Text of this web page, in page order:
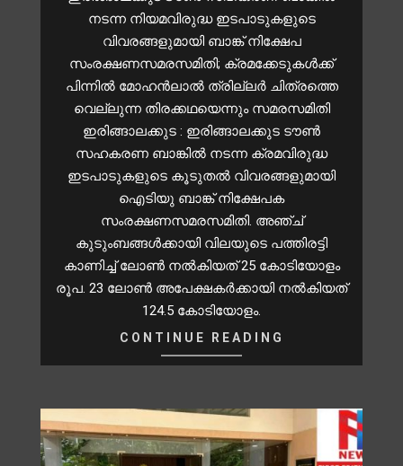
നടന്ന നിയമവിരുദ്ധ ഇടപാടുകളുടെ
വിവരങ്ങളുമായി ബാങ്ക് നിക്ഷേപ
സംരക്ഷണസമരസമിതി; ക്രമക്കേടുകൾക്ക്
പിന്നിൽ മോഹൻലാൽ ത്രില്ലർ ചിത്രത്തെ
വെല്ലുന്ന തിരക്കഥയെന്നും സമരസമിതി
ഇരിങ്ങാലക്കുട : ഇരിങ്ങാലക്കുട ടൗൺ
സഹകരണ ബാങ്കിൽ നടന്ന ക്രമവിരുദ്ധ
ഇടപാടുകളുടെ കൂടുതൽ വിവരങ്ങളുമായി
ഐടിയു ബാങ്ക് നിക്ഷേപക
സംരക്ഷണസമരസമിതി. അഞ്ച്
കുടുംബങ്ങൾക്കായി വിലയുടെ പത്തിരട്ടി
കാണിച്ച് ലോൺ നൽകിയത് 25 കോടിയോളം
രൂപ. 23 ലോൺ അപേക്ഷകർക്കായി നൽകിയത്
124.5 കോടിയോളം.
CONTINUE READING